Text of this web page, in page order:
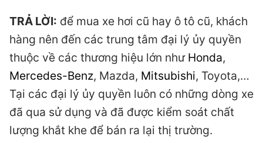
TRẢ LỜI: để mua xe hơi cũ hay ô tô cũ, khách
hàng nên đến các trung tâm đại lý ủy quyền
thuộc về các thương hiệu lớn như Honda,
Mercedes-Benz, Mazda, Mitsubishi, Toyota,…
Tại các đại lý ủy quyền luôn có những dòng xe
đã qua sử dụng và đã được kiểm soát chất
lượng khắt khe để bán ra lại thị trường.